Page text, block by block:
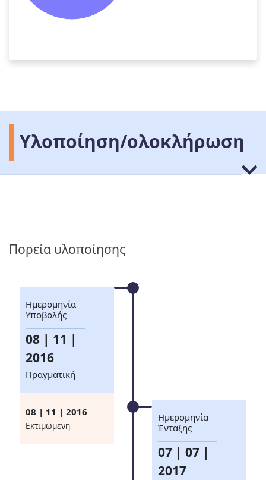
Υλοποίηση/ολοκλήρωση
Πορεία υλοποίησης
Ημερομηνία
Υποβολής
08 | 11 |
2016
Πραγματική
08 | 11 | 2016
Eκτιμώμενη
Ημερομηνία
Ένταξης
07 | 07 |
2017